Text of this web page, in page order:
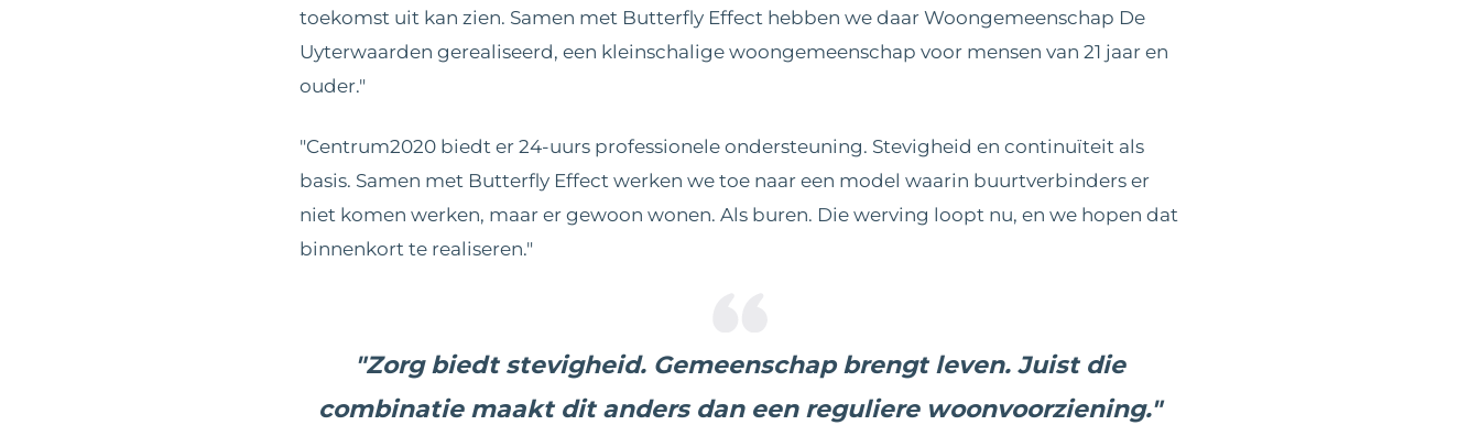
toekomst uit kan zien. Samen met Butterfly Effect hebben we daar Woongemeenschap De
Uyterwaarden gerealiseerd, een kleinschalige woongemeenschap voor mensen van 21 jaar en
ouder."
"Centrum2020 biedt er 24-uurs professionele ondersteuning. Stevigheid en continuïteit als
basis. Samen met Butterfly Effect werken we toe naar een model waarin buurtverbinders er
niet komen werken, maar er gewoon wonen. Als buren. Die werving loopt nu, en we hopen dat
binnenkort te realiseren."
"Zorg biedt stevigheid. Gemeenschap brengt leven. Juist die
combinatie maakt dit anders dan een reguliere woonvoorziening."